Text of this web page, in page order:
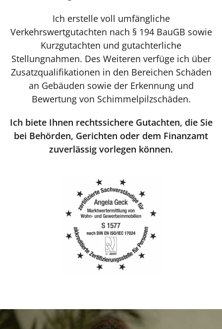
Ich erstelle voll umfängliche
Verkehrswertgutachten nach § 194 BauGB sowie
Kurzgutachten und gutachterliche
Stellungnahmen. Des Weiteren verfüge ich über
Zusatzqualifikationen in den Bereichen Schäden
an Gebäuden sowie der Erkennung und
Bewertung von Schimmelpilzschäden.
Ich biete Ihnen rechtssichere Gutachten, die Sie
bei Behörden, Gerichten oder dem Finanzamt
zuverlässig vorlegen können.